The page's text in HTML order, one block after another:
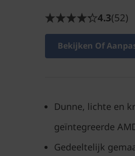
4.3(52)
Bekijken Of
Dunne, lichte en
geïntegreerde
Gedeeltelijk